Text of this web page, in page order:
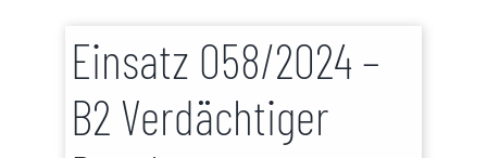
Einsatz 058/2024 –
B2 Verdächtiger